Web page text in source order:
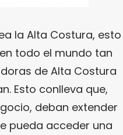
la Alta Costura, esto
todo el mundo tan
de Alta Costura
Esto conlleva que,
deban extender
pueda acceder una